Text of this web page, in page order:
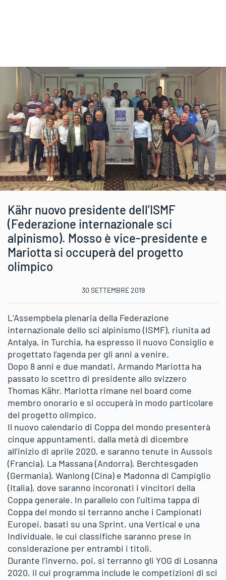
Kähr nuovo presidente dell’ISMF
(Federazione internazionale sci
alpinismo). Mosso è vice-presidente e
Mariotta si occuperà del progetto
olimpico
30 SETTEMBRE 2019
L’Assempbela plenaria della Federazione
internazionale dello sci alpinismo (ISMF), riunita ad
Antalya, in Turchia, ha espresso il nuovo Consiglio e
progettato l’agenda per gli anni a venire.
Dopo 8 anni e due mandati, Armando Mariotta ha
passato lo scettro di presidente allo svizzero
Thomas Kähr. Mariotta rimane nel board come
membro onorario e si occuperà in modo particolare
del progetto olimpico.
Il nuovo calendario di Coppa del mondo presenterà
cinque appuntamenti, dalla metà di dicembre
all’inizio di aprile 2020, e saranno tenute in Aussois
(Francia), La Massana (Andorra), Berchtesgaden
(Germania), Wanlong (Cina) e Madonna di Campiglio
(Italia), dove saranno incoronati i vincitori della
Coppa generale. In parallelo con l’ultima tappa di
Coppa del mondo si terranno anche i Campionati
Europei, basati su una Sprint, una Vertical e una
Individuale, le cui classifiche saranno prese in
considerazione per entrambi i titoli.
Durante l’inverno, poi, si terranno gli YOG di Losanna
2020, il cui programma include le competizioni di sci